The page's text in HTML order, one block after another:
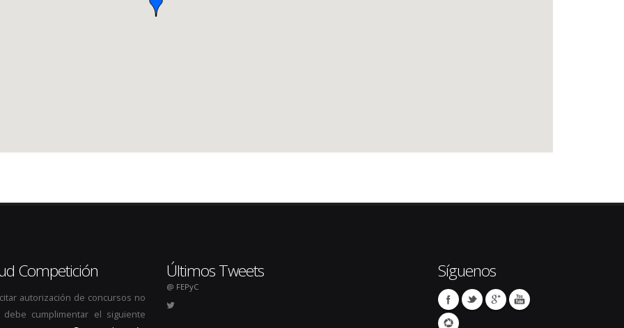
Competición
autorización de concursos no
debe cumplimentar el siguiente
Últimos Tweets
@ FEPyC
Síguenos